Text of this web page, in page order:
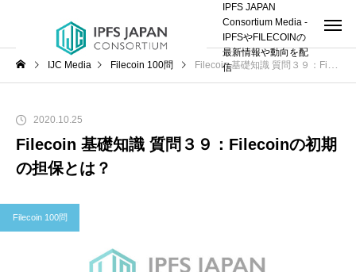
IPFS JAPAN
Consortium Media -
IPFSやFILECOINの
最新情報や動向を配
信
IJC Media Filecoin 100問 Filecoin 基礎知識 質問３９：Filecoinの初期の担保とは？
2020.10.25
Filecoin 基礎知識 質問３９：Filecoinの初期
の担保とは？
Filecoin 100問